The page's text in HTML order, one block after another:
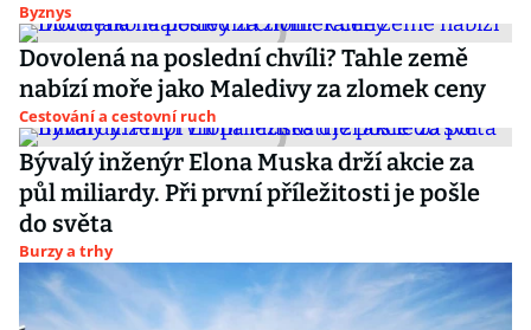
Byznys
Dovolená na poslední chvíli? Tahle země
nabízí moře jako Maledivy za zlomek ceny
Cestování a cestovní ruch
Bývalý inženýr Elona Muska drží akcie za
půl miliardy. Při první příležitosti je pošle
do světa
Burzy a trhy